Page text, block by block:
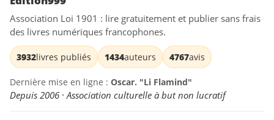
Association Loi 1901 : lire gratuitement et publier sans frais
des livres numériques francophones.
3932livres publiés 1434auteurs 4767avis
Dernière mise en ligne : Oscar. "Li Flamind"
Depuis 2006 · Association culturelle à but non lucratif